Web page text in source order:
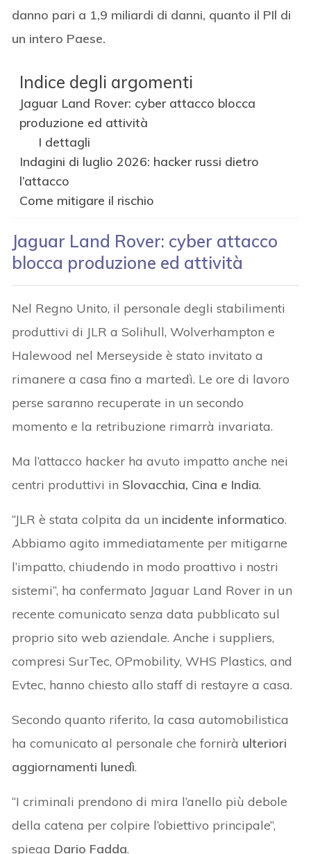
danno pari a 1,9 miliardi di danni, quanto il PIl di
un intero Paese.
Indice degli argomenti
Jaguar Land Rover: cyber attacco blocca
produzione ed attività
I dettagli
Indagini di luglio 2026: hacker russi dietro
l’attacco
Come mitigare il rischio
Jaguar Land Rover: cyber attacco
blocca produzione ed attività
Nel Regno Unito, il personale degli stabilimenti
produttivi di JLR a Solihull, Wolverhampton e
Halewood nel Merseyside è stato invitato a
rimanere a casa fino a martedì. Le ore di lavoro
perse saranno recuperate in un secondo
momento e la retribuzione rimarrà invariata.
Ma l’attacco hacker ha avuto impatto anche nei
centri produttivi in Slovacchia, Cina e India.
“JLR è stata colpita da un incidente informatico.
Abbiamo agito immediatamente per mitigarne
l’impatto, chiudendo in modo proattivo i nostri
sistemi”, ha confermato Jaguar Land Rover in un
recente comunicato senza data pubblicato sul
proprio sito web aziendale. Anche i suppliers,
compresi SurTec, OPmobility, WHS Plastics, and
Evtec, hanno chiesto allo staff di restayre a casa.
Secondo quanto riferito, la casa automobilistica
ha comunicato al personale che fornirà ulteriori
aggiornamenti lunedì.
“I criminali prendono di mira l’anello più debole
della catena per colpire l’obiettivo principale”,
spiega Dario Fadda.